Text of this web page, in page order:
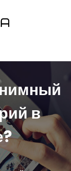
в